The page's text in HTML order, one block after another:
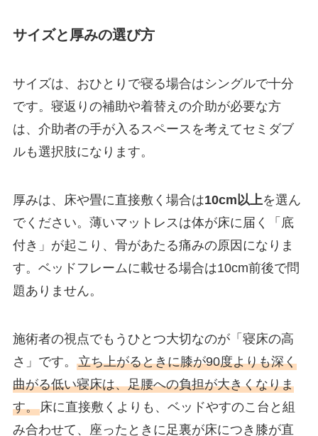
サイズと厚みの選び方
サイズは、おひとりで寝る場合はシングルで十分
です。寝返りの補助や着替えの介助が必要な方
は、介助者の手が入るスペースを考えてセミダブ
ルも選択肢になります。
厚みは、床や畳に直接敷く場合は10cm以上を選ん
でください。薄いマットレスは体が床に届く「底
付き」が起こり、骨があたる痛みの原因になりま
す。ベッドフレームに載せる場合は10cm前後で問
題ありません。
施術者の視点でもうひとつ大切なのが「寝床の高
さ」です。 立ち上がるときに膝が90度よりも深く
曲がる低い寝床は、足腰への負担が大きくなりま
す。床に直接敷くよりも、ベッドやすのこ台と組
み合わせて、座ったときに足裏が床につき膝が直